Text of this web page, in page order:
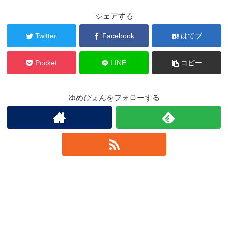
シェアする
Twitter Facebook はてブ
Pocket LINE コピー
ゆめぴょんをフォローする